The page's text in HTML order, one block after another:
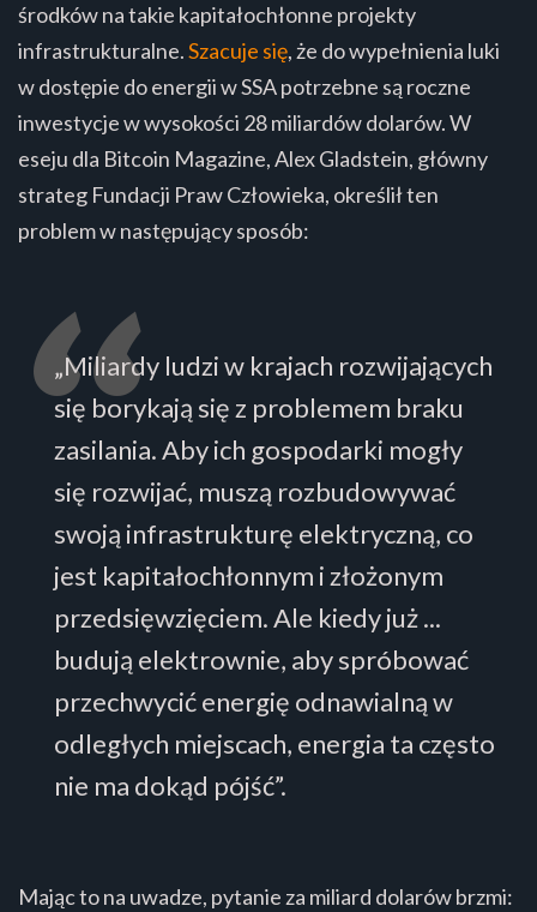
środków na takie kapitałochłonne projekty
infrastrukturalne.Szacuje się, że do wypełnienia luki
w dostępie do energii w SSA potrzebne są roczne
inwestycje w wysokości 28 miliardów dolarów. W
eseju dla Bitcoin Magazine, Alex Gladstein, główny
strateg Fundacji Praw Człowieka, określił ten
problem w następujący sposób:
„Miliardy ludzi w krajach rozwijających
się borykają się z problemem braku
zasilania. Aby ich gospodarki mogły
się rozwijać, muszą rozbudowywać
swoją infrastrukturę elektryczną, co
jest kapitałochłonnym i złożonym
przedsięwzięciem. Ale kiedy już ...
budują elektrownie, aby spróbować
przechwycić energię odnawialną w
odległych miejscach, energia ta często
nie ma dokąd pójść”.
Mając to na uwadze, pytanie za miliard dolarów brzmi: